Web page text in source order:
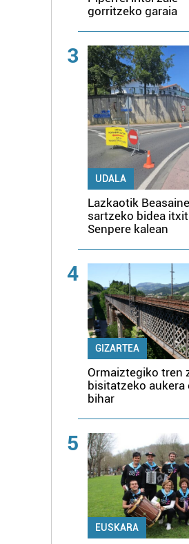
gorritzeko garaia
3
UDALA
Lazkaotik
sartzeko bidea
Senpere kalean
4
GIZARTEA
Ormaiztegiko tren
bisitatzeko aukera
bihar
5
EUSKARA